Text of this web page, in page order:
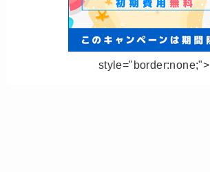
style="border:none;">